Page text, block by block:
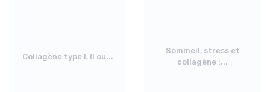
Collagène type I, II ou...
Sommeil, stress et
collagène :...